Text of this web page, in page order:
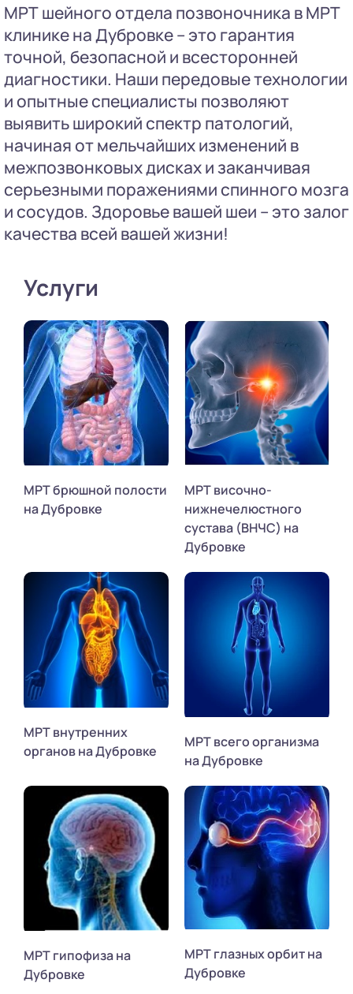
МРТ шейного отдела позвоночника в МРТ
клинике на Дубровке – это гарантия
точной, безопасной и всесторонней
диагностики. Наши передовые технологии
и опытные специалисты позволяют
выявить широкий спектр патологий,
начиная от мельчайших изменений в
межпозвонковых дисках и заканчивая
серьезными поражениями спинного мозга
и сосудов. Здоровье вашей шеи – это залог
качества всей вашей жизни!
Услуги
МРТ брюшной полости
на Дубровке
МРТ височно-
нижнечелюстного
сустава (ВНЧС) на
Дубровке
МРТ внутренних
органов на Дубровке
МРТ всего организма
на Дубровке
МРТ гипофиза на
Дубровке
МРТ глазных орбит на
Дубровке